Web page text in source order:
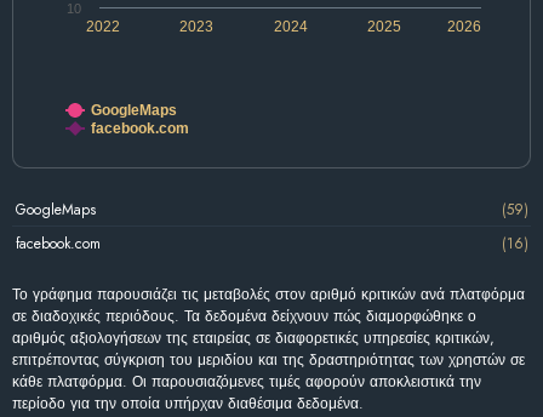
2022 2024 2026
2023 2025
10
GoogleMaps
facebook.com
GoogleMaps
(59)
facebook.com
(16)
Το γράφημα παρουσιάζει τις μεταβολές στον αριθμό κριτικών ανά πλατφόρμα
σε διαδοχικές περιόδους. Τα δεδομένα δείχνουν πώς διαμορφώθηκε ο
αριθμός αξιολογήσεων της εταιρείας σε διαφορετικές υπηρεσίες κριτικών,
επιτρέποντας σύγκριση του μεριδίου και της δραστηριότητας των χρηστών σε
κάθε πλατφόρμα. Οι παρουσιαζόμενες τιμές αφορούν αποκλειστικά την
περίοδο για την οποία υπήρχαν διαθέσιμα δεδομένα.